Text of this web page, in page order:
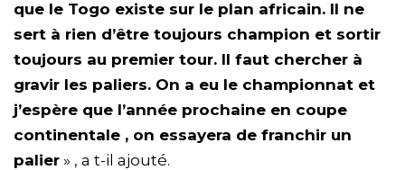
que le Togo existe sur le plan africain. Il ne
sert à rien d’être toujours champion et sortir
toujours au premier tour. Il faut chercher à
gravir les paliers. On a eu le championnat et
j’espère que l’année prochaine en coupe
continentale , on essayera de franchir un
palier » , a t-il ajouté.